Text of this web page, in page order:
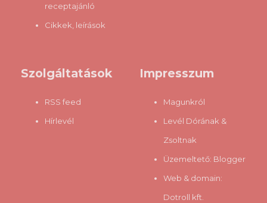
receptajánló
Cikkek, leírások
Szolgáltatások
RSS feed
Hírlevél
Impresszum
Magunkról
Levél Dórának &
Zsoltnak
Üzemeltető: Blogger
Web & domain:
Dotroll kft.